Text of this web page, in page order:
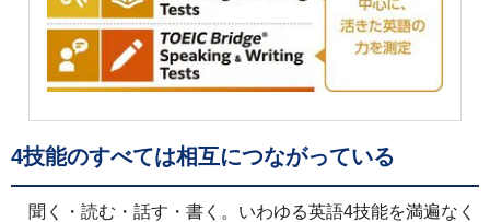
4技能のすべては相互につながっている
聞く・読む・話す・書く。いわゆる英語4技能を満遍なく